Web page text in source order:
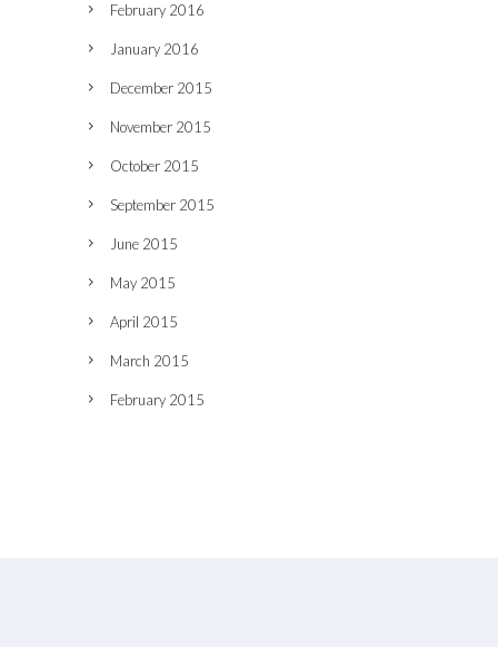
February 2016
January 2016
December 2015
November 2015
October 2015
September 2015
June 2015
May 2015
April 2015
March 2015
February 2015